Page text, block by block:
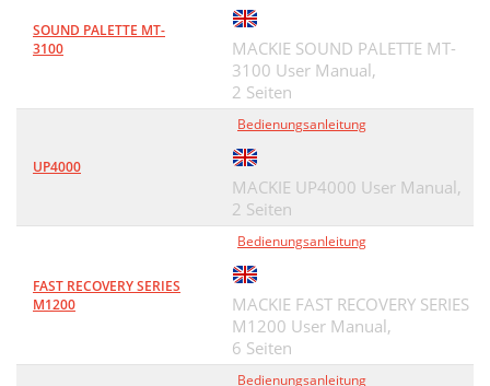
SOUND PALETTE MT-
3100
MACKIE SOUND PALETTE MT-
3100 User Manual,
2 Seiten
UP4000
Bedienungsanleitung
MACKIE UP4000 User Manual,
2 Seiten
FAST RECOVERY SERIES
M1200
Bedienungsanleitung
MACKIE FAST RECOVERY SERIES
M1200 User Manual,
6 Seiten
Bedienungsanleitung